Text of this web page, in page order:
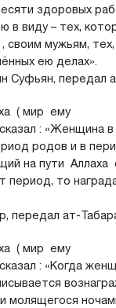
здоровых
в виду – тех,
своим мужьям,
ею делах».
Суфьян, передал
( мир ему
: «Женщина
родов и в
на пути Аллаха
период, то
передал ат-
( мир ему
: «Когда
молящегося